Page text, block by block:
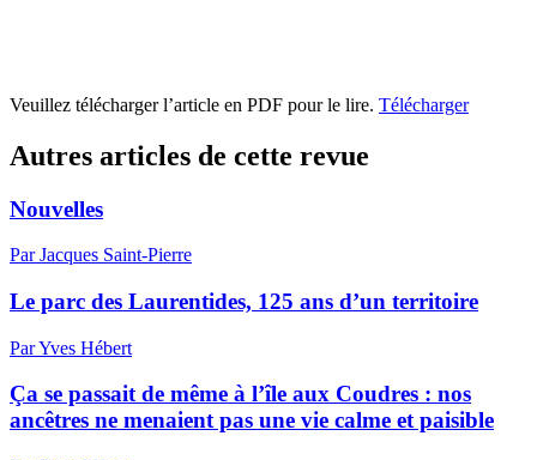
Veuillez télécharger l’article en PDF pour le lire. Télécharger
Autres articles de cette revue
Nouvelles
Par Jacques Saint-Pierre
Le parc des Laurentides, 125 ans d’un territoire
Par Yves Hébert
Ça se passait de même à l’île aux Coudres : nos
ancêtres ne menaient pas une vie calme et paisible